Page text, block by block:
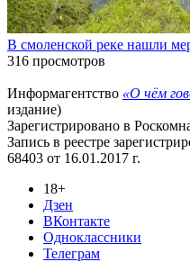
В смоленской реке нашли
316 просмотров
Информагентство «О чём
издание)
Зарегистрировано в
Запись в реестре
68403 от 16.01.2017 г.
18+
Дзен
ВКонтакте
Одноклассники
Телеграм